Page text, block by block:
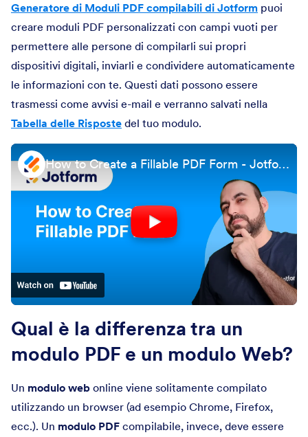
Generatore di Moduli PDF compilabili di Jotform puoi
creare moduli PDF personalizzati con campi vuoti per
permettere alle persone di compilarli sui propri
dispositivi digitali, inviarli e condividere automaticamente
le informazioni con te. Questi dati possono essere
trasmessi come avvisi e-mail e verranno salvati nella
Tabella delle Risposte del tuo modulo.
How to Create a Fillable PDF Form - Jotform PDF Editor
Qual è la differenza tra un
modulo PDF e un modulo Web?
Un modulo web online viene solitamente compilato
utilizzando un browser (ad esempio Chrome, Firefox,
ecc.). Un modulo PDF compilabile, invece, deve essere